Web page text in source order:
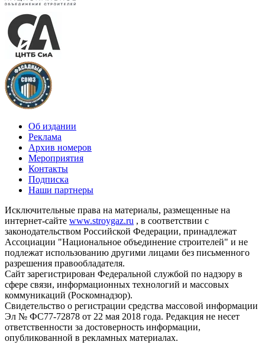
Об издании
Реклама
Архив номеров
Мероприятия
Контакты
Подписка
Наши партнеры
Исключительные права на материалы, размещенные на
интернет-сайте www.stroygaz.ru , в соответствии с
законодательством Российской Федерации, принадлежат
Ассоциации "Национальное объединение строителей" и не
подлежат использованию другими лицами без письменного
разрешения правообладателя.
Сайт зарегистрирован Федеральной службой по надзору в
сфере связи, информационных технологий и массовых
коммуникаций (Роскомнадзор).
Свидетельство о регистрации средства массовой информации
Эл № ФС77-72878 от 22 мая 2018 года. Редакция не несет
ответственности за достоверность информации,
опубликованной в рекламных материалах.